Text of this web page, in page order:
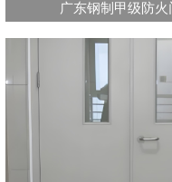
广东钢制甲级防火